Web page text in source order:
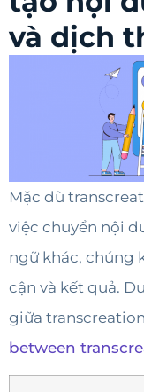
và dịch
Mặc dù
việc chuyển nội
ngữ khác, chúng
cận và kết quả.
giữa
between